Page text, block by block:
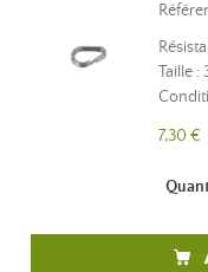
Taille :
7,30 €